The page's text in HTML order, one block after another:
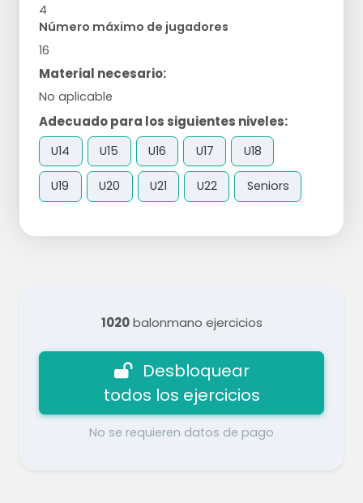
4
Número máximo de jugadores
16
Material necesario:
No aplicable
Adecuado para los siguientes niveles:
U14 U15 U16 U17 U18
U19 U20 U21 U22 Seniors
1020balonmano ejercicios
Desbloquear
todos los ejercicios
No se requieren datos de pago